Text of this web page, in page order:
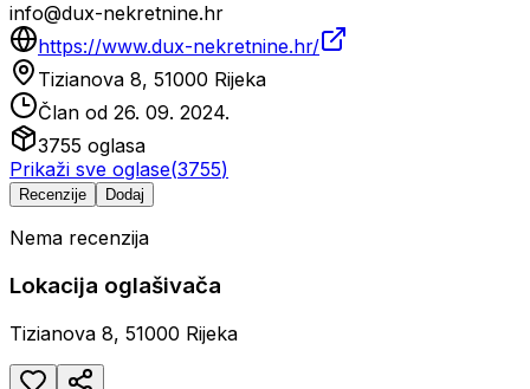
info@dux-nekretnine.hr
https://www.dux-nekretnine.hr/
Tizianova 8, 51000 Rijeka
Član od 26. 09. 2024.
3755 oglasa
Prikaži sve oglase(3755)
Recenzije Dodaj
Nema recenzija
Lokacija oglašivača
Tizianova 8, 51000 Rijeka